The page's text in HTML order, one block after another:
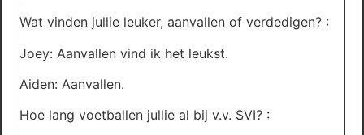
Wat vinden jullie leuker, aanvallen of verdedigen? :
Joey: Aanvallen vind ik het leukst.
Aiden: Aanvallen.
Hoe lang voetballen jullie al bij v.v. SVI? :